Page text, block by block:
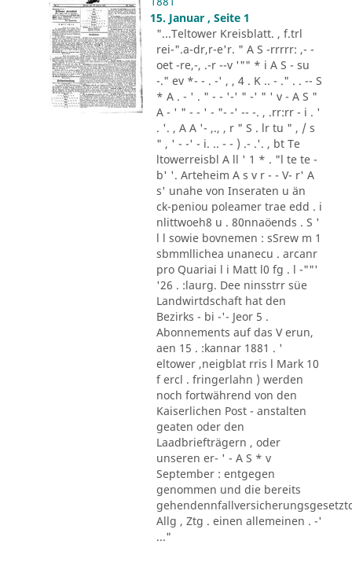
15. Januar , Seite 1
"...Teltower Kreisblatt. , f.trl
rei-".a-dr,r-e'r. " A S -rrrrr: ,- -
oet -re,-, .-r --v '"" * i A S - su
-." ev *- - . -' , , 4 . K .. - ." . . -- S
* A . - ' . " - - '-' " -' " ' v - A S "
A - ' " - - ' - "- -' -- -. , .rr:rr - i . '
. '. , A A '- ,., , r " S . lr tu " , / s
" , ' - -' - i. .. - - ) .- .'. , bt Te
ltowerreisbl A ll ' 1 * . "l te te -
b' '. Arteheim A s v r - - V- r' A
s' unahe von Inseraten u än
ck-peniou poleamer trae edd . i
nlittwoeh8 u . 80nnaöends . S '
l l sowie bovnemen : sSrew m 1
sbmmllichea unanecu . arcanr
pro Quariai l i Matt l0 fg . l -""'
'26 . :laurg. Dee ninsstrr süe
Landwirtdschaft hat den
Bezirks - bi -'- Jeor 5 .
Abonnements auf das V erun,
aen 15 . :kannar 1881 . '
eltower ,neigblat rris l Mark 10
f ercl . fringerlahn ) werden
noch fortwährend von den
Kaiserlichen Post - anstalten
geaten oder den
Laadbriefträgern , oder
unseren er- ' - A S * v
September : entgegen
genommen und die bereits
Allg , Ztg . einen allemeinen . -'
..."